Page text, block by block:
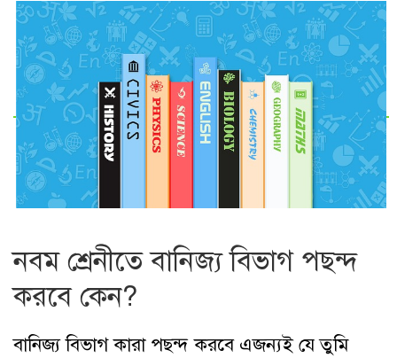
নবম শ্রেনীতে বানিজ্য বিভাগ পছন্দ
করবে কেন?
বানিজ্য বিভাগ কারা পছন্দ করবে এজন্যই যে তুমি